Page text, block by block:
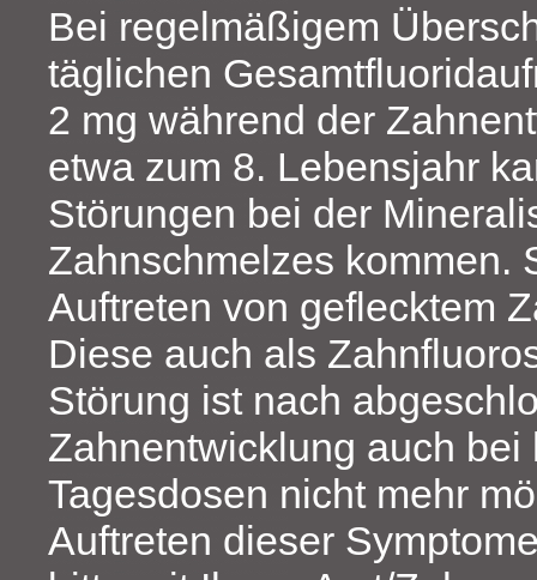
Bei regelmäßigem
täglichen
2 mg während der
etwa zum 8. Lebensjahr
Störungen bei der
Zahnschmelzes kommen.
Auftreten von geflecktem
Diese auch als
Störung ist nach
Zahnentwicklung auch bei
Tagesdosen nicht mehr
Auftreten dieser